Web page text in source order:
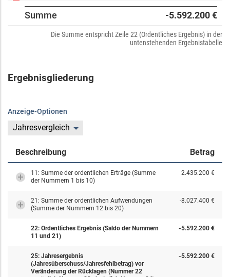
Summe -5.592.200 €
Die Summe entspricht Zeile 22 (Ordentliches Ergebnis) in der
untenstehenden Ergebnistabelle
Ergebnisgliederung
Anzeige-Optionen
Jahresvergleich
Beschreibung Betrag
11: Summe der ordentlichen Erträge (Summe
der Nummern 1 bis 10)
2.435.200 €
21: Summe der ordentlichen Aufwendungen
(Summe der Nummern 12 bis 20)
-8.027.400 €
22: Ordentliches Ergebnis (Saldo der Nummern
11 und 21)
-5.592.200 €
25: Jahresergebnis
(Jahresüberschuss/Jahresfehlbetrag) vor
Veränderung der Rücklagen (Nummer 22
-5.592.200 €